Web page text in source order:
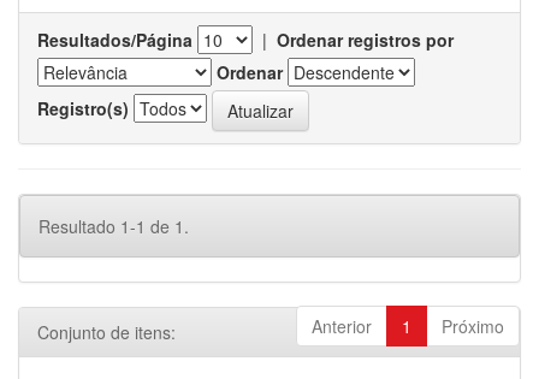
Resultados/Página | Ordenar registros por
Ordenar
Registro(s)
Resultado 1-1 de 1.
Anterior 1 Próximo
Conjunto de itens: